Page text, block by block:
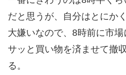
だと思うが、自分はとにか
大嫌いなので、8時前に市
サッと買い物を済ませて撤
る。